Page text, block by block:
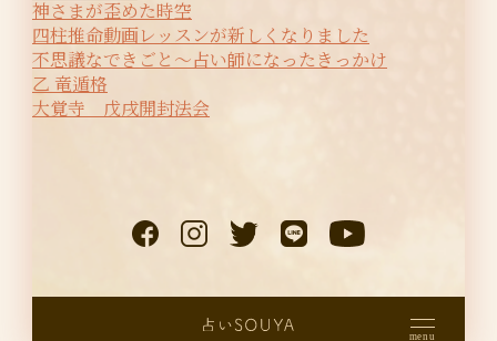
神さまが歪めた時空
四柱推命動画レッスンが新しくなりました
不思議なできごと〜占い師になったきっかけ
乙 竜遁格
大覚寺 戊戌開封法会